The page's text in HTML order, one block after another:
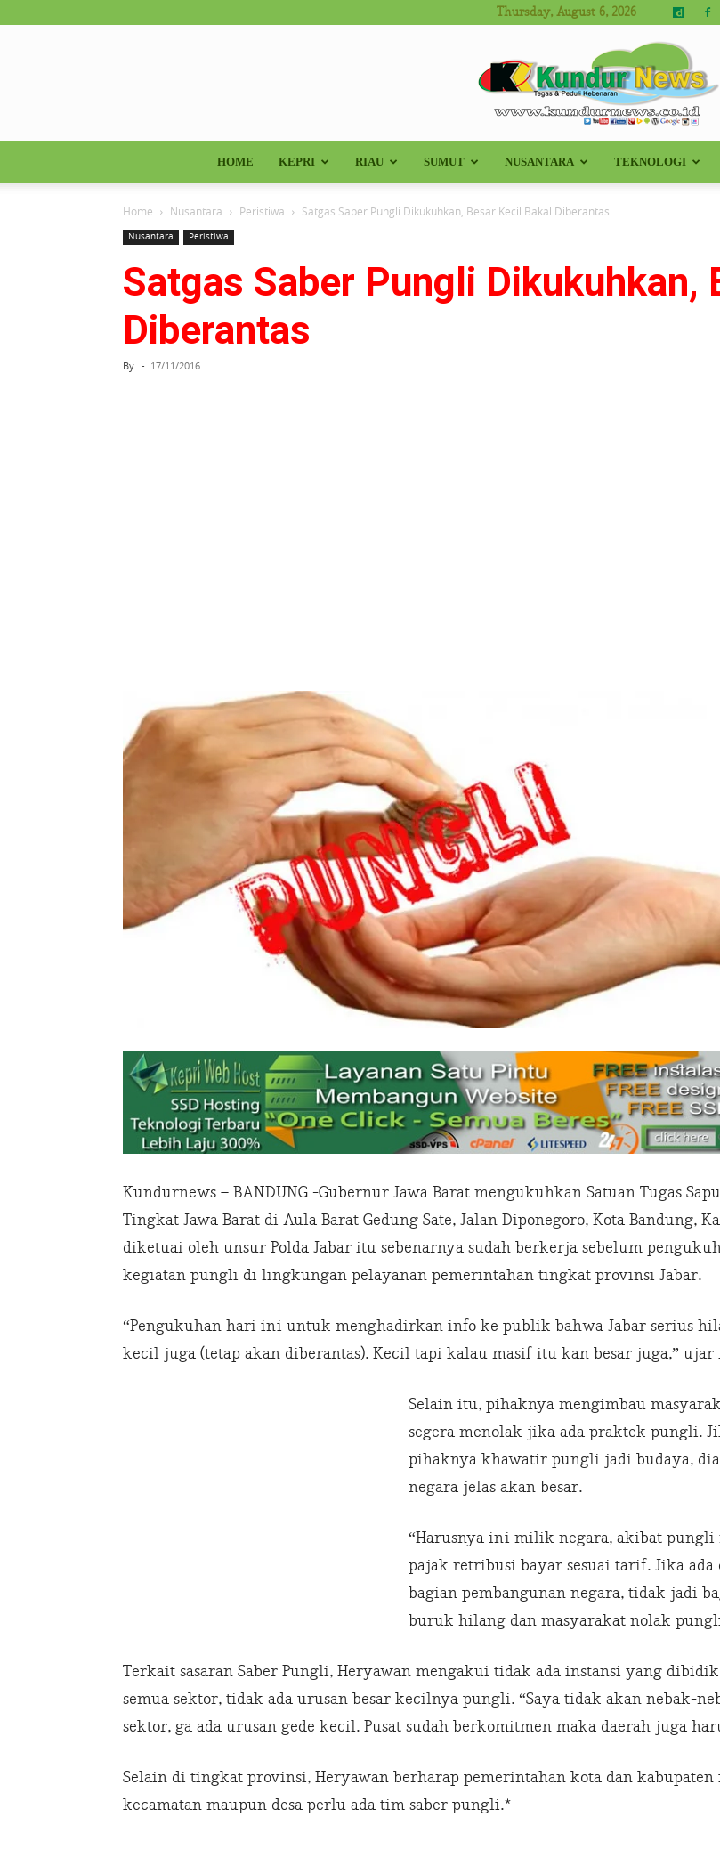
Thursday, August 6, 2026
Kundur
News
HOME KEPRI RIAU SUMUT NUSANTARA TEKNOLOGI
Home Nusantara Peristiwa Satgas Saber Pungli Dikukuhkan, Besar Kecil Bakal Diberantas
Nusantara Peristiwa
Satgas Saber Pungli Dikukuhkan,
Diberantas
By - 17/11/2016
Kundurnews – BANDUNG -Gubernur Jawa Barat mengukuhkan Satuan Tugas
Tingkat Jawa Barat di Aula Barat Gedung Sate, Jalan Diponegoro, Kota Bandung,
diketuai oleh unsur Polda Jabar itu sebenarnya sudah berkerja sebelum
kegiatan pungli di lingkungan pelayanan pemerintahan tingkat provinsi Jabar.
“‎Pengukuhan hari ini untuk menghadirkan info ke publik bahwa Jabar serius
kecil juga (tetap akan diberantas). Kecil tapi kalau masif itu kan besar juga,”
Selain itu, pihaknya mengimbau
segera menolak jika ada praktek pungli.
pihaknya khawatir pungli jadi budaya,
negara jelas akan besar.
“Harusnya ini milik negara, akibat
pajak retribusi bayar sesuai tarif. Jika
bagian pembangunan negara, tidak jadi
buruk hilang dan masyarakat nolak
Terkait sasaran Saber Pungli, Heryawan mengakui tidak ada instansi yang
semua sektor, tidak ada urusan besar kecilnya pungli. “Saya tidak akan nebak-
sektor, ga ada urusan gede kecil. Pusat sudah berkomitmen maka daerah juga
Selain di tingkat provinsi, Heryawan berharap pemerintahan kota dan
kecamatan maupun desa perlu ada tim saber pungli.*